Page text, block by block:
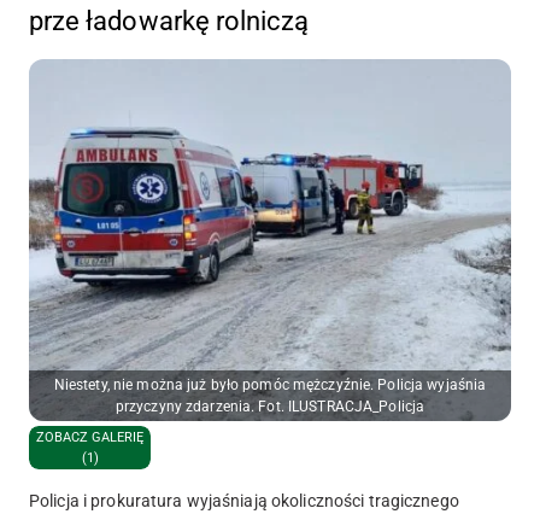
prze ładowarkę rolniczą
Niestety, nie można już było pomóc mężczyźnie. Policja wyjaśnia
przyczyny zdarzenia. Fot. ILUSTRACJA_Policja
ZOBACZ GALERIĘ
(1)
Policja i prokuratura wyjaśniają okoliczności tragicznego